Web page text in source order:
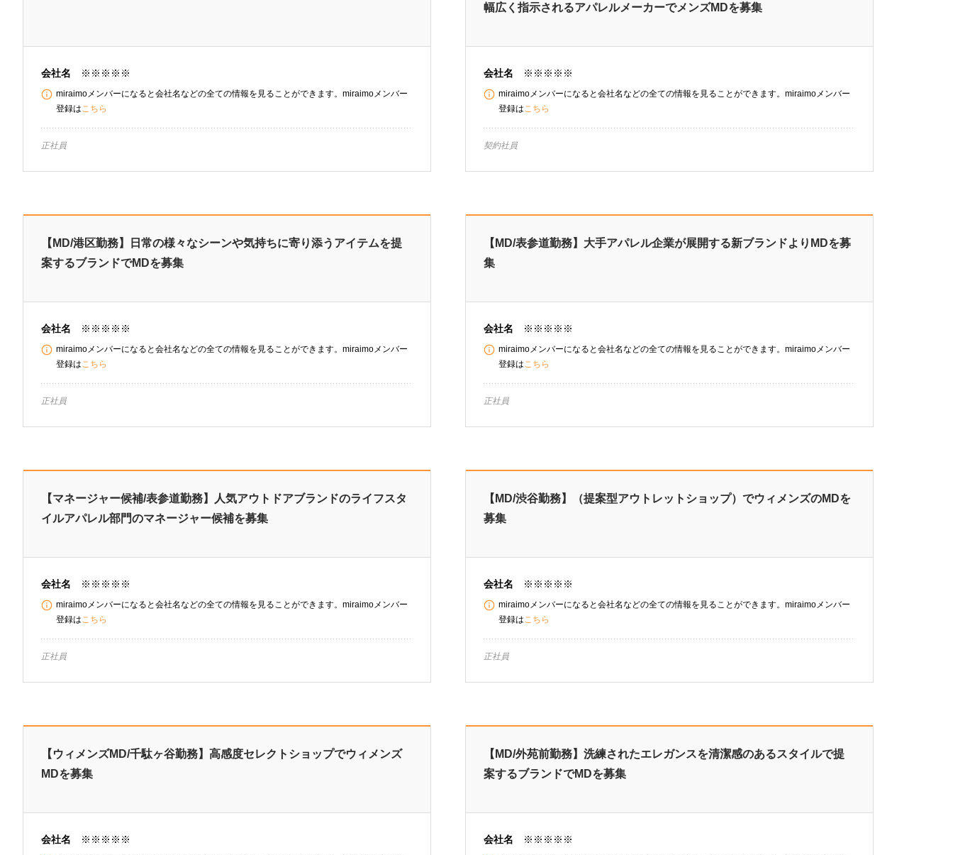
会社名 ※※※※※
miraimoメンバーになると会社名などの全ての情報を見ることができます。miraimoメンバー
登録はこちら
正社員
幅広く指示されるアパレルメーカーでメンズMDを募集
会社名 ※※※※※
miraimoメンバーになると会社名などの全ての情報を見ることができます。miraimoメンバー
登録はこちら
契約社員
【MD/港区勤務】日常の様々なシーンや気持ちに寄り添うアイテムを提
案するブランドでMDを募集
会社名 ※※※※※
miraimoメンバーになると会社名などの全ての情報を見ることができます。miraimoメンバー
登録はこちら
正社員
【MD/表参道勤務】大手アパレル企業が展開する新ブランドよりMDを募
集
会社名 ※※※※※
miraimoメンバーになると会社名などの全ての情報を見ることができます。miraimoメンバー
登録はこちら
正社員
【マネージャー候補/表参道勤務】人気アウトドアブランドのライフスタ
イルアパレル部門のマネージャー候補を募集
会社名 ※※※※※
miraimoメンバーになると会社名などの全ての情報を見ることができます。miraimoメンバー
登録はこちら
正社員
【MD/渋谷勤務】（提案型アウトレットショップ）でウィメンズのMDを
募集
会社名 ※※※※※
miraimoメンバーになると会社名などの全ての情報を見ることができます。miraimoメンバー
登録はこちら
正社員
【ウィメンズMD/千駄ヶ谷勤務】高感度セレクトショップでウィメンズ
MDを募集
会社名 ※※※※※
【MD/外苑前勤務】洗練されたエレガンスを清潔感のあるスタイルで提
案するブランドでMDを募集
会社名 ※※※※※